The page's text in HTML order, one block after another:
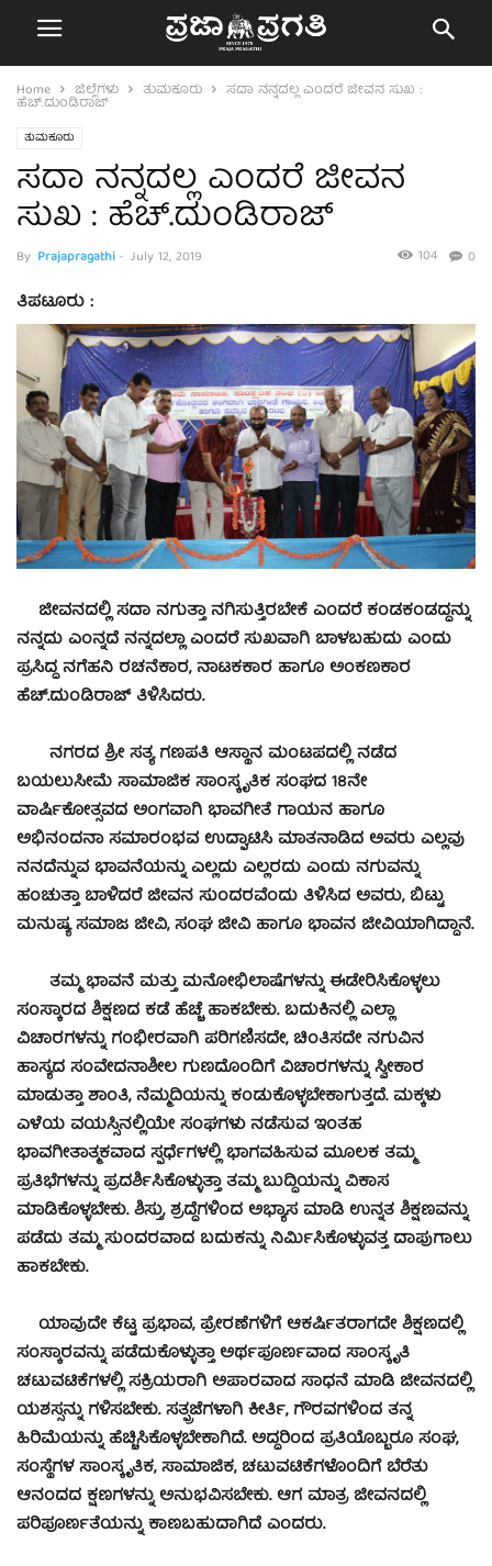
Home ಜಿಲ್ಲೆಗಳು ತುಮಕೂರು ಸದಾ ನನ್ನದಲ್ಲ ಎಂದರೆ ಜೀವನ ಸುಖ :
ಹೆಚ್.ದುಂಡಿರಾಜ್
ತುಮಕೂರು
ಸದಾ ನನ್ನದಲ್ಲ ಎಂದರೆ ಜೀವನ
ಸುಖ : ಹೆಚ್.ದುಂಡಿರಾಜ್
By Prajapragathi- July 12, 2019 0
104
ತಿಪಟೂರು :
ಜೀವನದಲ್ಲಿ ಸದಾ ನಗುತ್ತಾ ನಗಿಸುತ್ತಿರಬೇಕೆ ಎಂದರೆ ಕಂಡಕಂಡದ್ದನ್ನು
ನನ್ನದು ಎಂನ್ನದೆ ನನ್ನದಲ್ಲಾ ಎಂದರೆ ಸುಖವಾಗಿ ಬಾಳಬಹುದು ಎಂದು
ಪ್ರಸಿದ್ಧ ನಗೆಹನಿ ರಚನೆಕಾರ, ನಾಟಕಕಾರ ಹಾಗೂ ಅಂಕಣಕಾರ
ಹೆಚ್.ದುಂಡಿರಾಜ್ ತಿಳಿಸಿದರು.
ನಗರದ ಶ್ರೀ ಸತ್ಯ ಗಣಪತಿ ಆಸ್ಥಾನ ಮಂಟಪದಲ್ಲಿ ನಡೆದ
ಬಯಲುಸೀಮೆ ಸಾಮಾಜಿಕ ಸಾಂಸ್ಕೃತಿಕ ಸಂಘದ 18ನೇ
ವಾರ್ಷಿಕೋತ್ಸವದ ಅಂಗವಾಗಿ ಭಾವಗೀತೆ ಗಾಯನ ಹಾಗೂ
ಅಭಿನಂದನಾ ಸಮಾರಂಭವ ಉದ್ಘಾಟಿಸಿ ಮಾತನಾಡಿದ ಅವರು ಎಲ್ಲವು
ನನದೆನ್ನುವ ಭಾವನೆಯನ್ನು ಎಲ್ಲದು ಎಲ್ಲರದು ಎಂದು ನಗುವನ್ನು
ಹಂಚುತ್ತಾ ಬಾಳಿದರೆ ಜೀವನ ಸುಂದರವೆಂದು ತಿಳಿಸಿದ ಅವರು, ಬಿಟ್ಟು
ಮನುಷ್ಯ ಸಮಾಜ ಜೀವಿ, ಸಂಘ ಜೀವಿ ಹಾಗೂ ಭಾವನ ಜೀವಿಯಾಗಿದ್ದಾನೆ.
ತಮ್ಮ ಭಾವನೆ ಮತ್ತು ಮನೋಭಿಲಾಷೆಗಳನ್ನು ಈಡೇರಿಸಿಕೊಳ್ಳಲು
ಸಂಸ್ಕಾರದ ಶಿಕ್ಷಣದ ಕಡೆ ಹೆಚ್ಚೆ ಹಾಕಬೇಕು. ಬದುಕಿನಲ್ಲಿ ಎಲ್ಲಾ
ವಿಚಾರಗಳನ್ನು ಗಂಭೀರವಾಗಿ ಪರಿಗಣಿಸದೇ, ಚಿಂತಿಸದೇ ನಗುವಿನ
ಹಾಸ್ಯದ ಸಂವೇದನಾಶೀಲ ಗುಣದೊಂದಿಗೆ ವಿಚಾರಗಳನ್ನು ಸ್ವೀಕಾರ
ಮಾಡುತ್ತಾ ಶಾಂತಿ, ನೆಮ್ಮದಿಯನ್ನು ಕಂಡುಕೊಳ್ಳಬೇಕಾಗುತ್ತದೆ. ಮಕ್ಕಳು
ಎಳೆಯ ವಯಸ್ಸಿನಲ್ಲಿಯೇ ಸಂಘಗಳು ನಡೆಸುವ ಇಂತಹ
ಭಾವಗೀತಾತ್ಮಕವಾದ ಸ್ಫರ್ಧೆಗಳಲ್ಲಿ ಭಾಗವಹಿಸುವ ಮೂಲಕ ತಮ್ಮ
ಪ್ರತಿಭೆಗಳನ್ನು ಪ್ರದರ್ಶಿಸಿಕೊಳ್ಳುತ್ತಾ ತಮ್ಮ ಬುದ್ಧಿಯನ್ನು ವಿಕಾಸ
ಮಾಡಿಕೊಳ್ಳಬೇಕು. ಶಿಸ್ತು, ಶ್ರದ್ಧೆಗಳಿಂದ ಅಭ್ಯಾಸ ಮಾಡಿ ಉನ್ನತ ಶಿಕ್ಷಣವನ್ನು
ಪಡೆದು ತಮ್ಮ ಸುಂದರವಾದ ಬದುಕನ್ನು ನಿರ್ಮಿಸಿಕೊಳ್ಳುವತ್ತ ದಾಪುಗಾಲು
ಹಾಕಬೇಕು.
ಯಾವುದೇ ಕೆಟ್ಟ ಪ್ರಭಾವ, ಪ್ರೇರಣೆಗಳಿಗೆ ಆಕರ್ಷಿತರಾಗದೇ ಶಿಕ್ಷಣದಲ್ಲಿ
ಸಂಸ್ಕಾರವನ್ನು ಪಡೆದುಕೊಳ್ಳುತ್ತಾ ಅರ್ಥಪೂರ್ಣವಾದ ಸಾಂಸ್ಕೃತಿ
ಚಟುವಟಿಕೆಗಳಲ್ಲಿ ಸಕ್ರಿಯರಾಗಿ ಅಪಾರವಾದ ಸಾಧನೆ ಮಾಡಿ ಜೀವನದಲ್ಲಿ
ಯಶಸ್ಸನ್ನು ಗಳಿಸಬೇಕು. ಸತ್ಪ್ರಜೆಗಳಾಗಿ ಕೀರ್ತಿ, ಗೌರವಗಳಿಂದ ತನ್ನ
ಹಿರಿಮೆಯನ್ನು ಹೆಚ್ಚಿಸಿಕೊಳ್ಳಬೇಕಾಗಿದೆ. ಅದ್ದರಿಂದ ಪ್ರತಿಯೊಬ್ಬರೂ ಸಂಘ,
ಸಂಸ್ಥೆಗಳ ಸಾಂಸ್ಕೃತಿಕ, ಸಾಮಾಜಿಕ, ಚಟುವಟಿಕೆಗಳೊಂದಿಗೆ ಬೆರೆತು
ಆನಂದದ ಕ್ಷಣಗಳನ್ನು ಅನುಭವಿಸಬೇಕು. ಆಗ ಮಾತ್ರ ಜೀವನದಲ್ಲಿ
ಪರಿಪೂರ್ಣತೆಯನ್ನು ಕಾಣಬಹುದಾಗಿದೆ ಎಂದರು.